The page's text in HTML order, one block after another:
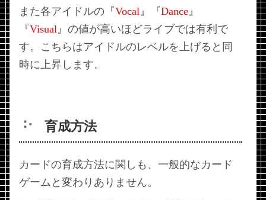
また各アイドルの『Vocal』『Dance』
『Visual』の値が高いほどライブでは有利で
す。こちらはアイドルのレベルを上げると同
時に上昇します。
育成方法
カードの育成方法に関しも、一般的なカード
ゲームと変わりありません。